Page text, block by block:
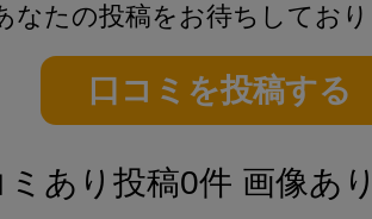
なたの投稿をお待ちしてお
口コミを投稿する
ミあり投稿0件 画像あ